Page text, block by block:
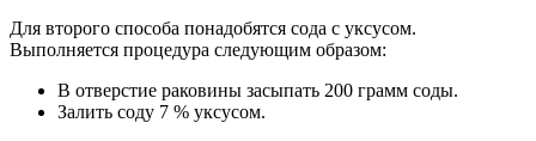
Для второго способа понадобятся сода с уксусом.
Выполняется процедура следующим образом:
В отверстие раковины засыпать 200 грамм соды.
Залить соду 7 % уксусом.